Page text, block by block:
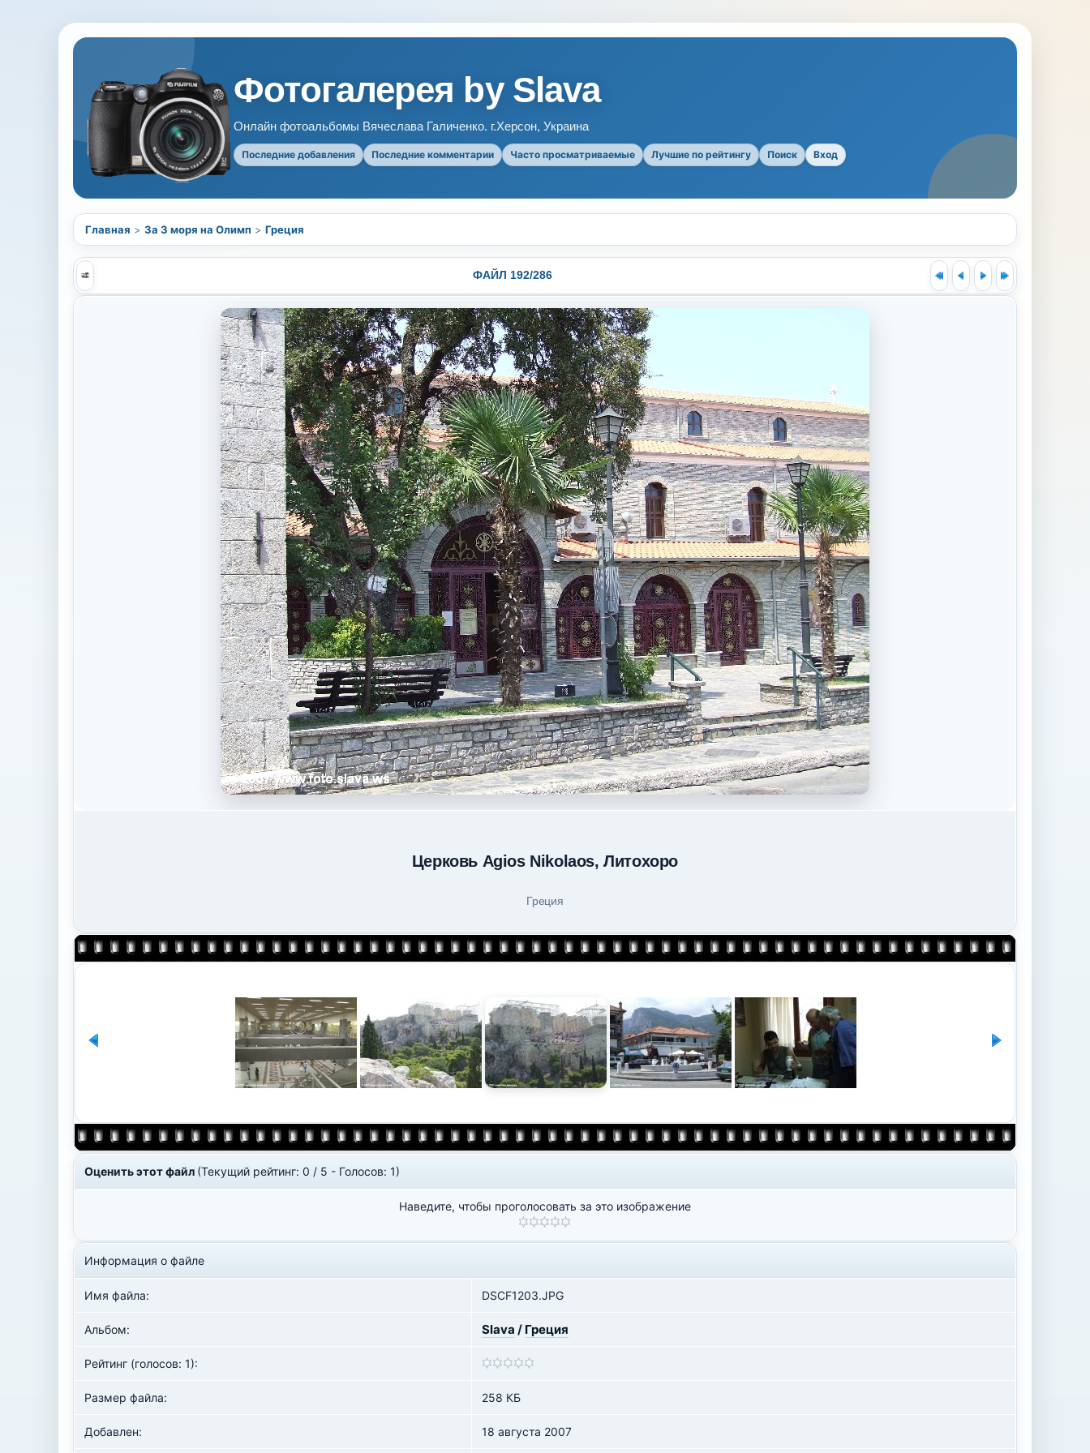
Фотогалерея by Slava
Онлайн фотоальбомы Вячеслава Галиченко. г.Херсон, Украина
Последние добавления Последние комментарии Часто просматриваемые Лучшие по рейтингу Поиск Вход
Главная > За 3 моря на Олимп > Греция
ФАЙЛ 192/286
Церковь Agios Nikolaos, Литохоро
Греция
Оценить этот файл (Текущий рейтинг: 0 / 5 - Голосов: 1)
Наведите, чтобы проголосовать за это изображение
Информация о файле
Имя файла: DSCF1203.JPG
Альбом: Slava / Греция
Рейтинг (голосов: 1):
Размер файла: 258 КБ
Добавлен: 18 августа 2007